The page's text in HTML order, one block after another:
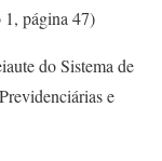
página 47)
do Sistema de
e